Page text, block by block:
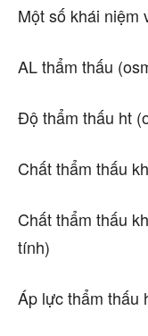
Một số khái niệm
AL thẩm thấu
Độ thẩm thấu ht
Chất thẩm thấu
Chất thẩm thấu
tính)
Áp lực thẩm thấu